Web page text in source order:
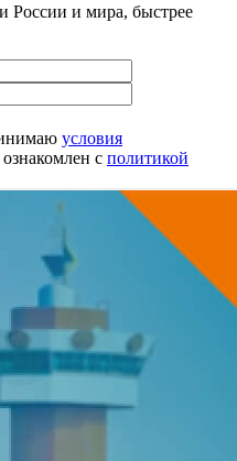
России и мира, быстрее
условия
с политикой